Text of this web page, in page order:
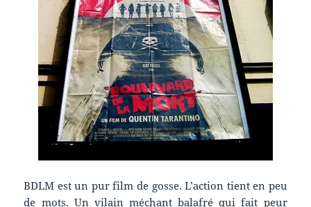
BDLM est un pur film de gosse. L’action tient en peu
de mots. Un vilain méchant balafré qui fait peur